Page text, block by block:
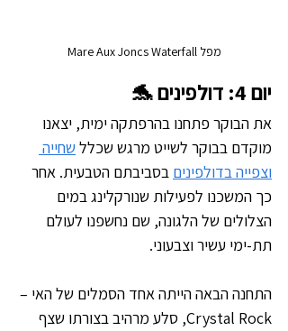
מפל Mare Aux Joncs Waterfall
יום 4: דולפינים 🐬
את הבוקר פתחנו בהרפתקה ימית, יצאנו
מוקדם בבוקר לשייט מרגש שכלל שחייה
וצפייה בדולפינים בסביבתם הטבעית. אחר
כך המשכנו לפעילות שנורקלינג במים
הצלולים של הלגונה, שם נחשפנו לעולם
תת-ימי עשיר וצבעוני.
התחנה הבאה הייתה אחד הסמלים של האי –
Crystal Rock, סלע מרהיב בצורתו שצף